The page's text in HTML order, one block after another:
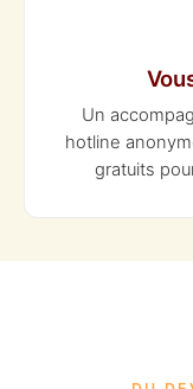
Un
hotline
gratuits